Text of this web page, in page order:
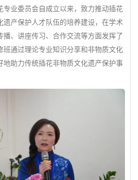
专业委员会自成立以来，致力推动插花
遗产保护人才队伍的培养建设，在学术
播、讲座传习、合作交流等方面发挥了
班通过理论专业知识分享和非物质文化
地助力传统插花非物质文化遗产保护事